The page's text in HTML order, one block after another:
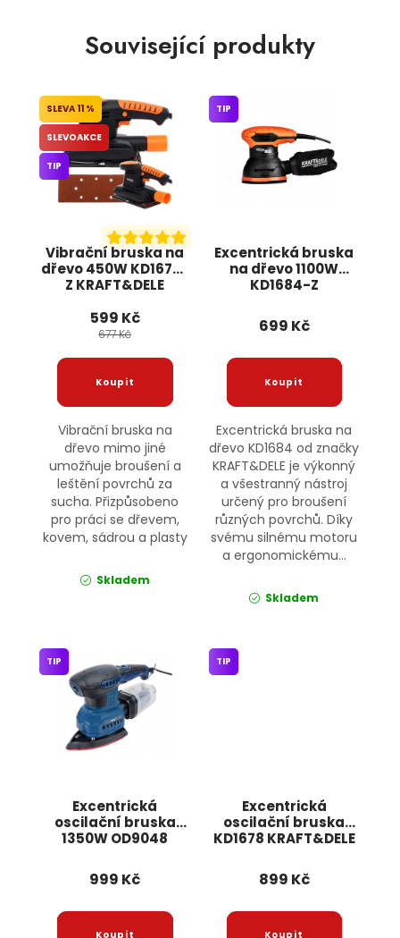
Související produkty
Vibrační bruska na
dřevo 450W KD1676-
Z KRAFT&DELE
11 %
SLEVOAKCE
TIP
599 Kč
677 Kč
Vibrační bruska na
dřevo mimo jiné
umožňuje broušení a
leštění povrchů za
sucha. Přizpůsobeno
pro práci se dřevem,
kovem, sádrou a plasty
Skladem
Excentrická bruska
na dřevo 1100W
KD1684-Z
TIP
699 Kč
Excentrická bruska na
dřevo KD1684 od značky
KRAFT&DELE je výkonný
a všestranný nástroj
určený pro broušení
různých povrchů. Díky
svému silnému motoru
a ergonomickému...
Skladem
Excentrická
oscilační bruska
1350W OD9048
TIP
999 Kč
Excentrická
oscilační bruska
KD1678 KRAFT&DELE
TIP
899 Kč